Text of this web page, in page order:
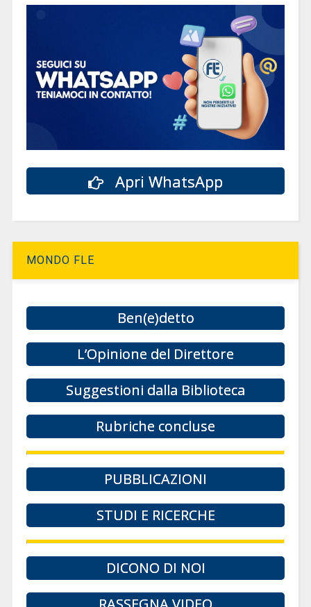
Apri WhatsApp
MONDO FLE
Ben(e)detto
L’Opinione del Direttore
Suggestioni dalla Biblioteca
Rubriche concluse
PUBBLICAZIONI
STUDI E RICERCHE
DICONO DI NOI